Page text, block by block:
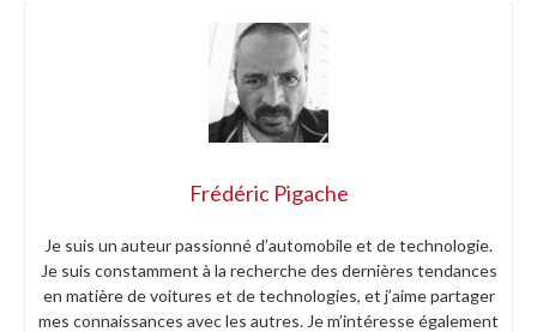
Frédéric Pigache
Je suis un auteur passionné d’automobile et de technologie.
Je suis constamment à la recherche des dernières tendances
en matière de voitures et de technologies, et j’aime partager
mes connaissances avec les autres. Je m’intéresse également